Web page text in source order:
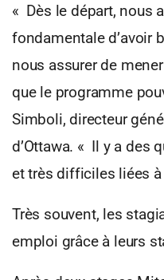
« Dès le départ, nous
fondamentale d’avoir
nous assurer de
que le programme
Simboli, directeur
d’Ottawa. « Il y a des
et très difficiles liées à
Très souvent, les
emploi grâce à leurs